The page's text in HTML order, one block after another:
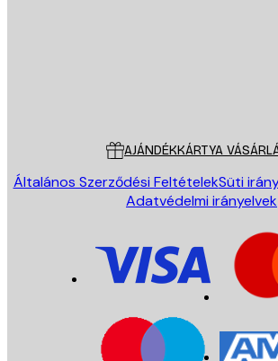
AJÁNDÉKKÁRTYA
Általános Szerződési FeltételekSüti
Adatvédelmi irányelvek